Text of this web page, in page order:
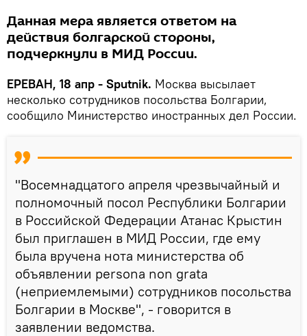
Данная мера является ответом на
действия болгарской стороны,
подчеркнули в МИД России.
ЕРЕВАН, 18 апр - Sputnik. Москва высылает
несколько сотрудников посольства Болгарии,
сообщило Министерство иностранных дел России.
"Восемнадцатого апреля чрезвычайный и
полномочный посол Республики Болгарии
в Российской Федерации Атанас Крыстин
был приглашен в МИД России, где ему
была вручена нота министерства об
объявлении persona nоn grata
(неприемлемыми) сотрудников посольства
Болгарии в Москве", - говорится в
заявлении ведомства.